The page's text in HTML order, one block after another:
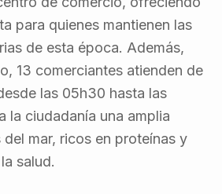
para quienes mantienen las
de esta época. Además,
13 comerciantes atienden de
las 05h30 hasta las
la ciudadanía una amplia
mar, ricos en proteínas y
salud.